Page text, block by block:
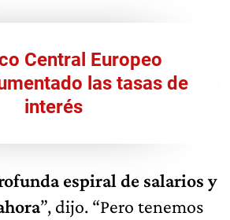
Central Europeo
las tasas de
interés
espiral de salarios y
”, dijo. “Pero tenemos